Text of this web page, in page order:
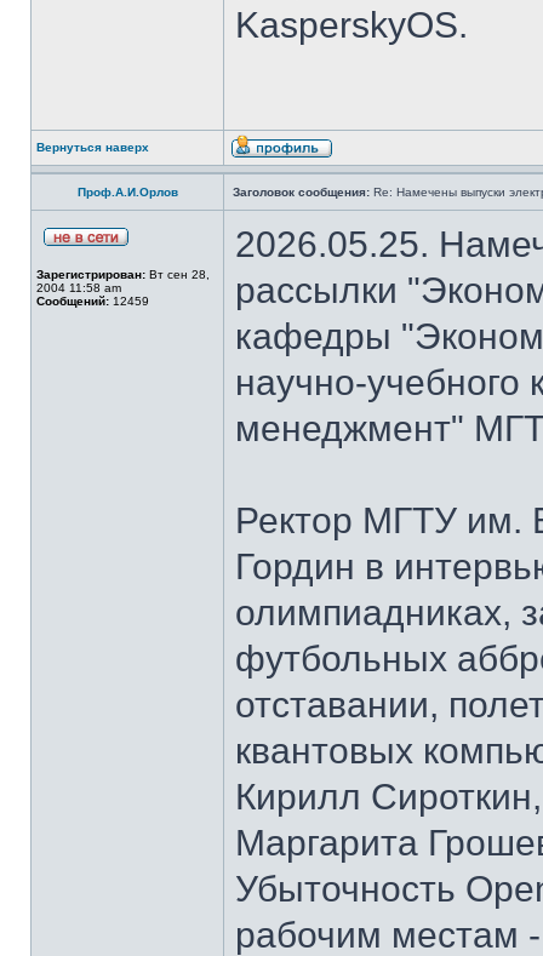
KasperskyOS.
Вернуться наверх
Проф.А.И.Орлов Заголовок сообщения: Re: Намечены выпуски
Зарегистрирован: Вт сен 28,
2004 11:58 am
Сообщений: 12459
2026.05.25.
рассылки
кафедры
научно-
менеджмент"
Ректор МГТУ им.
Гордин в
олимпиадниках,
футбольных
отставании,
квантовых
Кирилл
Маргарита
Убыточность
рабочим местам